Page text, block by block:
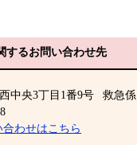
するお問い合わせ先
中央3丁目1番9号 救急係
合わせはこちら